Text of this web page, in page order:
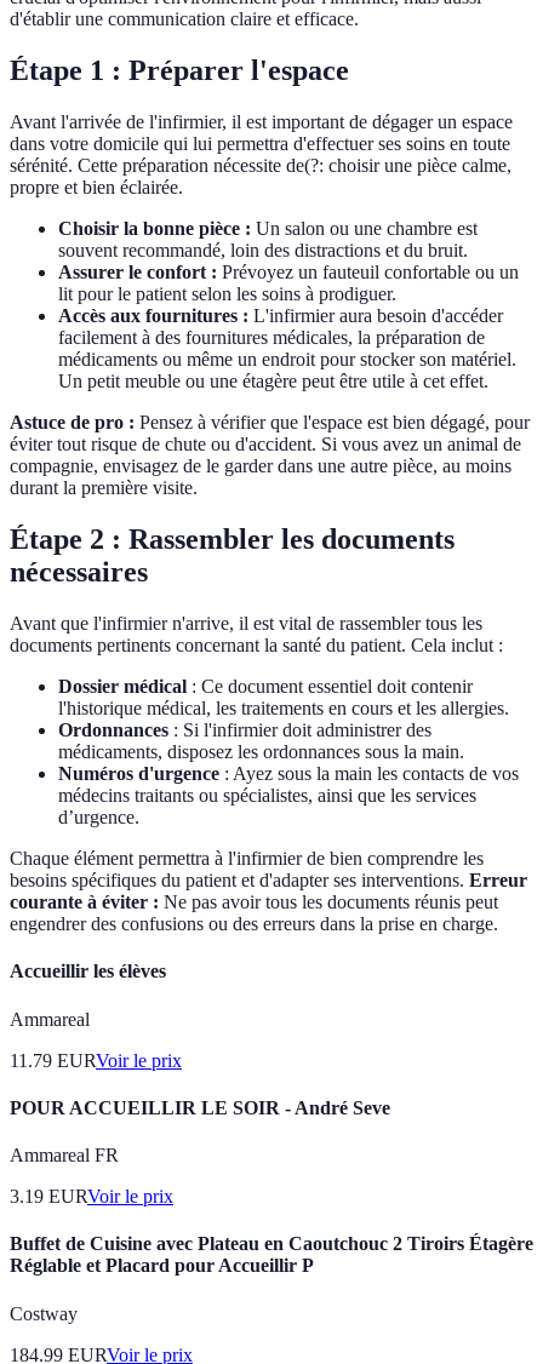
d'établir une communication claire et efficace.
Étape 1 : Préparer l'espace
Avant l'arrivée de l'infirmier, il est important de dégager un espace
dans votre domicile qui lui permettra d'effectuer ses soins en toute
sérénité. Cette préparation nécessite de(?: choisir une pièce calme,
propre et bien éclairée.
Choisir la bonne pièce : Un salon ou une chambre est
souvent recommandé, loin des distractions et du bruit.
Assurer le confort : Prévoyez un fauteuil confortable ou un
lit pour le patient selon les soins à prodiguer.
Accès aux fournitures : L'infirmier aura besoin d'accéder
facilement à des fournitures médicales, la préparation de
médicaments ou même un endroit pour stocker son matériel.
Un petit meuble ou une étagère peut être utile à cet effet.
Astuce de pro : Pensez à vérifier que l'espace est bien dégagé, pour
éviter tout risque de chute ou d'accident. Si vous avez un animal de
compagnie, envisagez de le garder dans une autre pièce, au moins
durant la première visite.
Étape 2 : Rassembler les documents
nécessaires
Avant que l'infirmier n'arrive, il est vital de rassembler tous les
documents pertinents concernant la santé du patient. Cela inclut :
Dossier médical : Ce document essentiel doit contenir
l'historique médical, les traitements en cours et les allergies.
Ordonnances : Si l'infirmier doit administrer des
médicaments, disposez les ordonnances sous la main.
Numéros d'urgence : Ayez sous la main les contacts de vos
médecins traitants ou spécialistes, ainsi que les services
d’urgence.
Chaque élément permettra à l'infirmier de bien comprendre les
besoins spécifiques du patient et d'adapter ses interventions. Erreur
courante à éviter : Ne pas avoir tous les documents réunis peut
engendrer des confusions ou des erreurs dans la prise en charge.
Accueillir les élèves
Ammareal
11.79 EURVoir le prix
POUR ACCUEILLIR LE SOIR - André Seve
Ammareal FR
3.19 EURVoir le prix
Buffet de Cuisine avec Plateau en Caoutchouc 2 Tiroirs Étagère
Réglable et Placard pour Accueillir P
Costway
184.99 EURVoir le prix